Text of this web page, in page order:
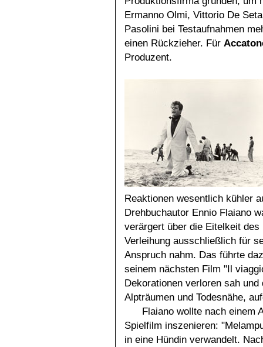
Ermanno Olmi, Vittorio De
Pasolini bei Testaufnahmen
einen Rückzieher. Für
Produzent.
Reaktionen wesentlich kühler
Drehbuchautor Ennio Flaiano
verärgert über die Eitelkeit
Verleihung ausschließlich für
Anspruch nahm. Das führte
seinem nächsten Film "Il
Dekorationen verloren sah
Alpträumen und Todesnähe,
Flaiano wollte nach einem
Spielfilm inszenieren:
in eine Hündin verwandelt.